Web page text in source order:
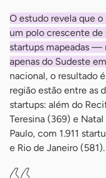
O estudo revela que
um polo crescente de
startups mapeadas —
apenas do Sudeste
nacional, o resultado
região estão entre as
startups: além do
Teresina (369) e
Paulo, com 1.911
e Rio de Janeiro (581).